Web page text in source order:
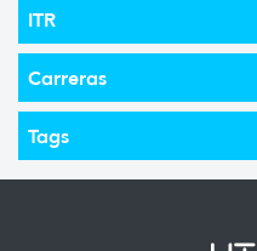
ITR
Carreras
Tags